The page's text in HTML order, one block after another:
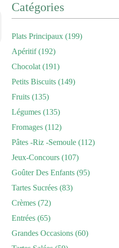
Catégories
Plats Principaux (199)
Apéritif(192)
Chocolat (191)
Petits Biscuits (149)
Fruits (135)
Légumes (135)
Fromages (112)
Pâtes -riz -semoule (112)
Jeux-Concours (107)
Goûter Des Enfants (95)
Tartes Sucrées (83)
Crèmes (72)
Entrées (65)
Grandes Occasions (60)